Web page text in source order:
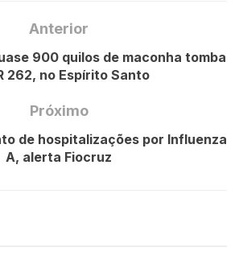
Anterior
900 quilos de maconha tomba
262, no Espírito Santo
Próximo
de hospitalizações por Influenza
A, alerta Fiocruz